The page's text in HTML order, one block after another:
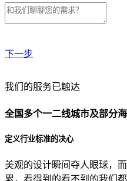
下一步
贵公司预算范围是？
贵公司的团队规模是？
目前主要的营销渠道是？
我们的服务已触达
全国多个一二线城市及部分
定义行业标准的决心
美观的设计瞬间夺人眼球，
累，看得到的看不到的我们都